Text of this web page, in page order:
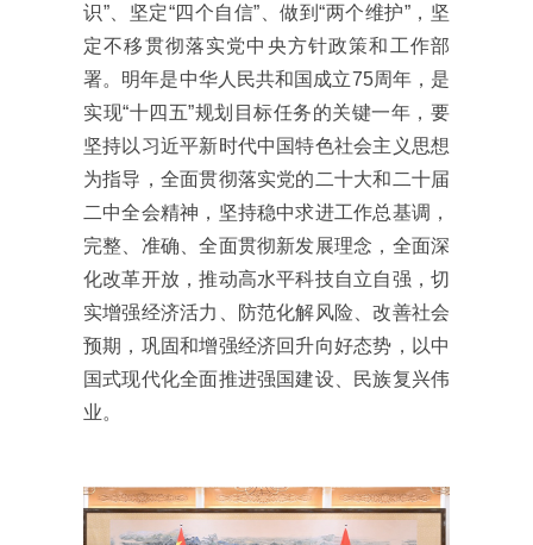
识”、坚定“四个自信”、做到“两个维护”，坚
定不移贯彻落实党中央方针政策和工作部
署。明年是中华人民共和国成立75周年，是
实现“十四五”规划目标任务的关键一年，要
坚持以习近平新时代中国特色社会主义思想
为指导，全面贯彻落实党的二十大和二十届
二中全会精神，坚持稳中求进工作总基调，
完整、准确、全面贯彻新发展理念，全面深
化改革开放，推动高水平科技自立自强，切
实增强经济活力、防范化解风险、改善社会
预期，巩固和增强经济回升向好态势，以中
国式现代化全面推进强国建设、民族复兴伟
业。